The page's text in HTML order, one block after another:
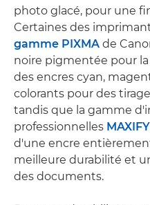
photo glacé, pour une
Certaines des
gamme PIXMA de
noire pigmentée pour
des encres cyan,
colorants pour des
tandis que la gamme
professionnelles
d'une encre
meilleure durabilité et
des documents.